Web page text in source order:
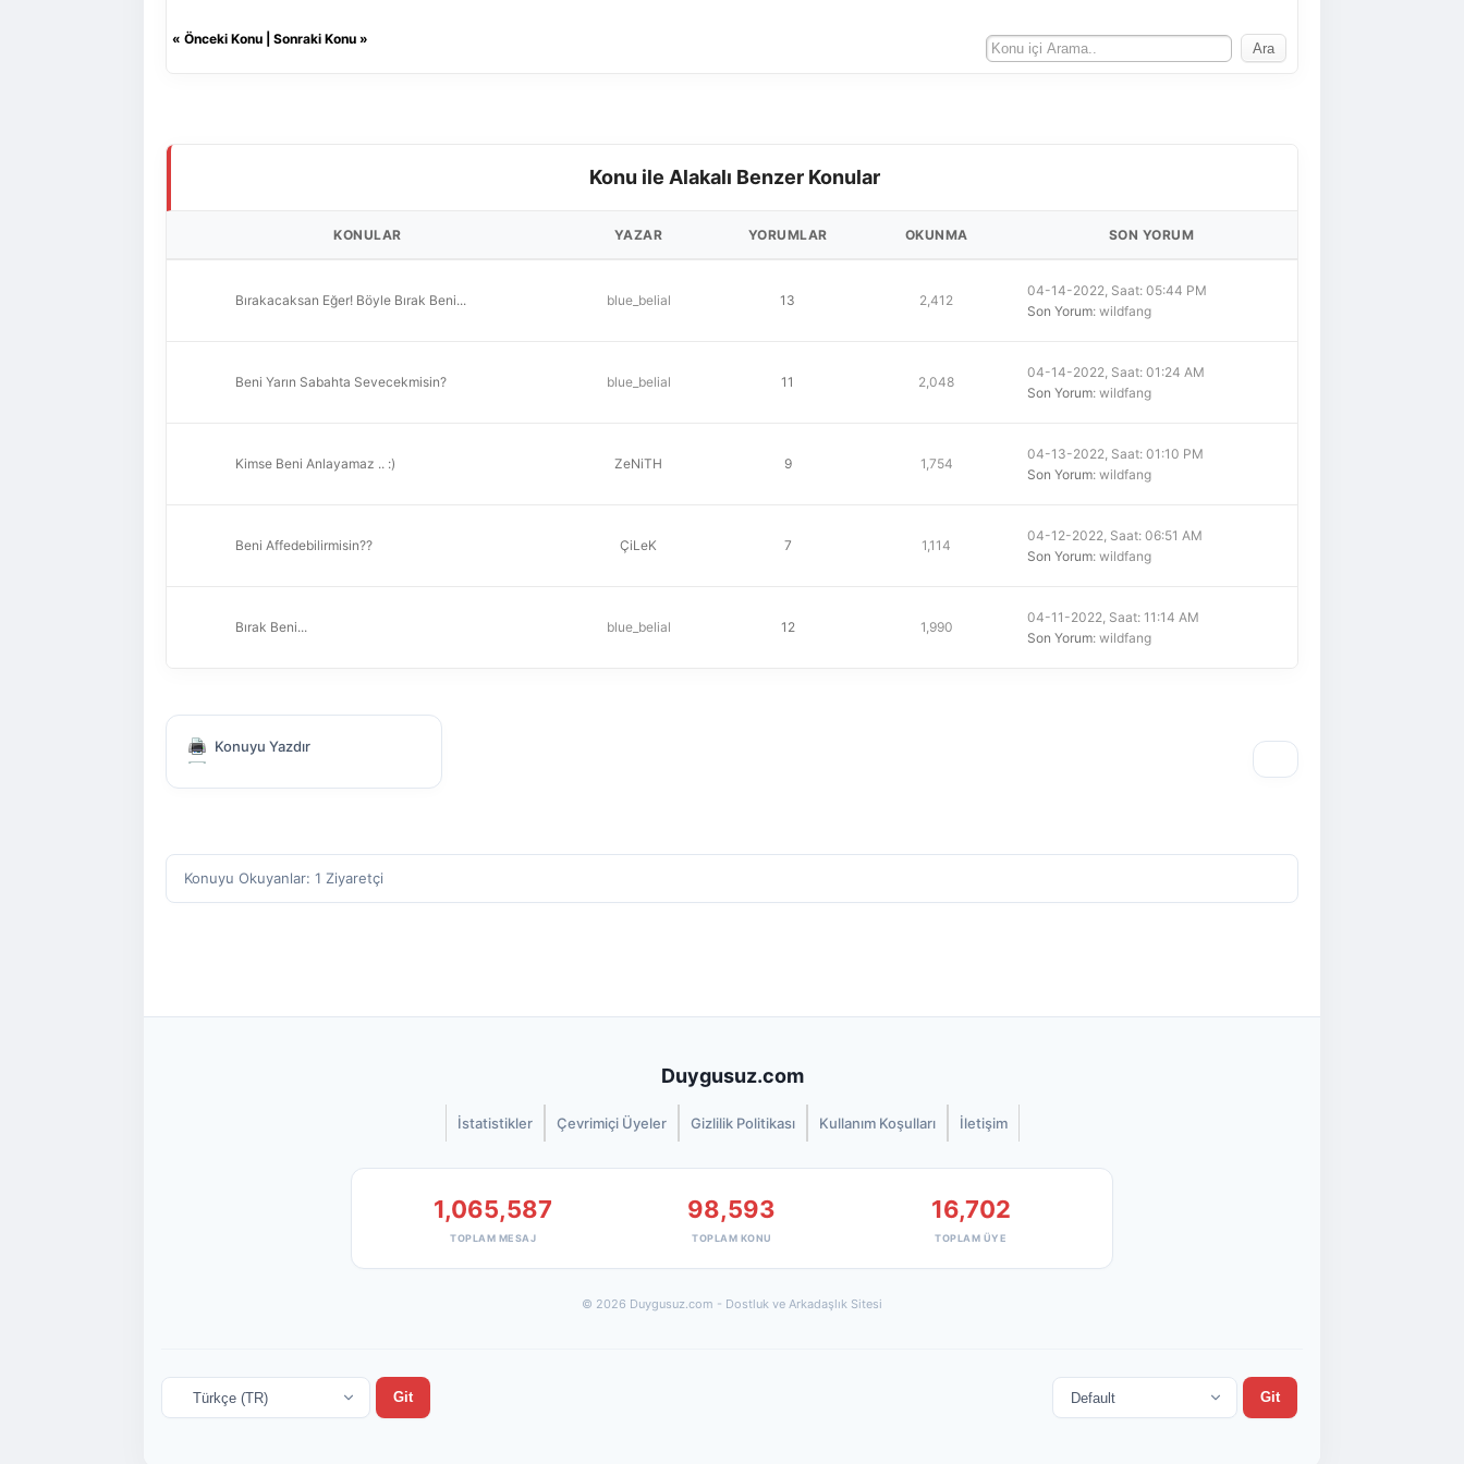
« Önceki Konu Sonraki Konu »
Konu ile Alakalı Benzer Konular
KONULAR YAZAR YORUMLAR OKUNMA SON YORUM
Bırakacaksan Eğer! Böyle Bırak Beni... blue_belial 13 2,412
04-14-2022, Saat: 05:44 PM
Son Yorum: wildfang
Beni Yarın Sabahta Sevecekmisin? blue_belial 11 2,048
04-14-2022, Saat: 01:24 AM
Son Yorum: wildfang
Kimse Beni Anlayamaz .. :) ZeNiTH 9 1,754
04-13-2022, Saat: 01:10 PM
Son Yorum: wildfang
Beni Affedebilirmisin?? ÇiLeK 7 1,114
04-12-2022, Saat: 06:51 AM
Son Yorum: wildfang
Bırak Beni... blue_belial 12 1,990
04-11-2022, Saat: 11:14 AM
Son Yorum: wildfang
Konuyu Yazdır
Konuyu Okuyanlar: 1 Ziyaretçi
Duygusuz.com
İstatistikler Çevrimiçi Üyeler Gizlilik Politikası Kullanım Koşulları İletişim
1,065,587
TOPLAM MESAJ
98,593
TOPLAM KONU
16,702
TOPLAM ÜYE
© 2026 Duygusuz.com - Dostluk ve Arkadaşlık Sitesi